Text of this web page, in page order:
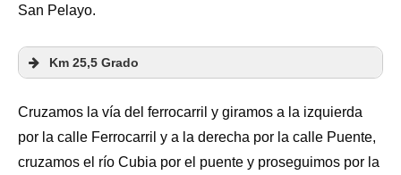
San Pelayo.
Km 25,5 Grado
Cruzamos la vía del ferrocarril y giramos a la izquierda
por la calle Ferrocarril y a la derecha por la calle Puente,
cruzamos el río Cubia por el puente y proseguimos por la